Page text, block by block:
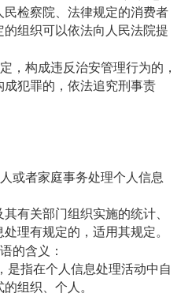
检察院、法律规定的消费者
组织可以依法向人民法院提
构成违反治安管理行为的，
犯罪的，依法追究刑事责
者家庭事务处理个人信息
关部门组织实施的统计、
理有规定的，适用其规定。
的含义：
指在个人信息处理活动中自
组织、个人。